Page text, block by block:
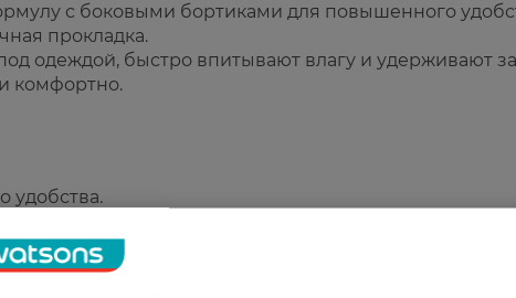
с боковыми бортиками для повышенного
прокладка.
одеждой, быстро впитывают влагу и удерживают
комфортно.
удобства.
прокладка.
запах.